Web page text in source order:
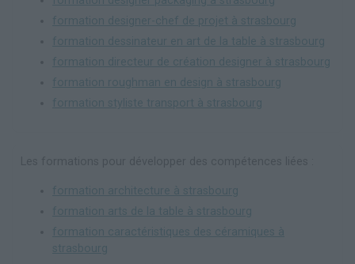
formation designer-chef de projet à strasbourg
formation dessinateur en art de la table à strasbourg
formation directeur de création designer à strasbourg
formation roughman en design à strasbourg
formation styliste transport à strasbourg
formation architecture à strasbourg
formation arts de la table à strasbourg
formation caractéristiques des céramiques à
strasbourg